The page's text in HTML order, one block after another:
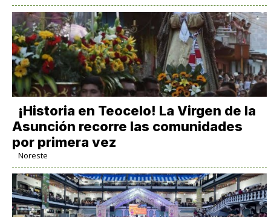
​¡Historia en Teocelo! La Virgen de la
Asunción recorre las comunidades
por primera vez
Noreste